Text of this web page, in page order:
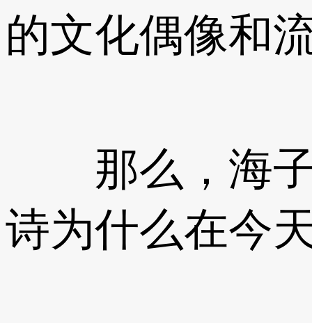
的文化偶像和
那么，海子
诗为什么在今